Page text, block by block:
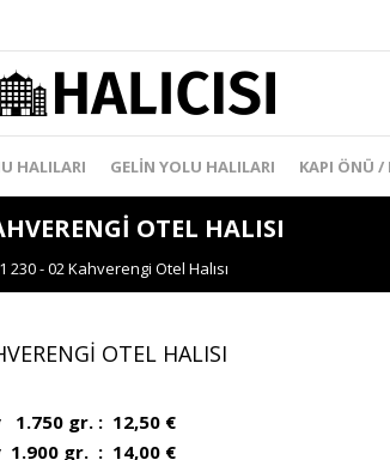
HALILARI GELIN YOLU HALILARI KAPI ÖNÜ /
OTEL HALISI
230 - 02 Kahverengi Otel Halısı
OTEL HALISI
1.750 gr. : 12,50 €
1.900 gr. : 14,00 €